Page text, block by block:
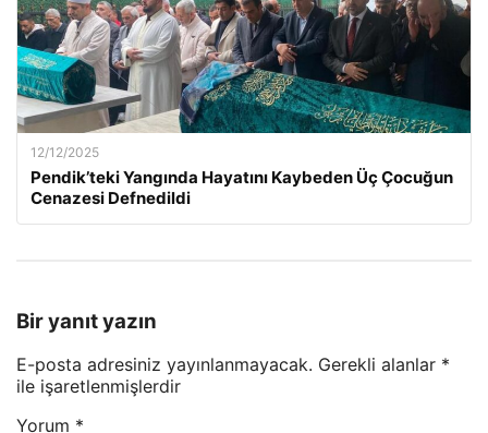
12/12/2025
Pendik’teki Yangında Hayatını Kaybeden Üç Çocuğun
Cenazesi Defnedildi
Bir yanıt yazın
E-posta adresiniz yayınlanmayacak. Gerekli alanlar *
ile işaretlenmişlerdir
Yorum *